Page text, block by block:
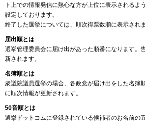
ト上での情報発信に熱心な方が上位に表示されるよ
設定しております。
終了した選挙については、順次得票数順に表示されま
届出順とは
選挙管理委員会に届け出があった順番になります。
新されます。
名簿順とは
衆議院議員選挙の場合、各政党が届け出をした名簿
に順次情報が更新されます。
50音順とは
選挙ドットコムに登録されている候補者のお名前の